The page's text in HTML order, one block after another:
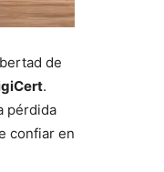
de
.
pérdida
confiar en